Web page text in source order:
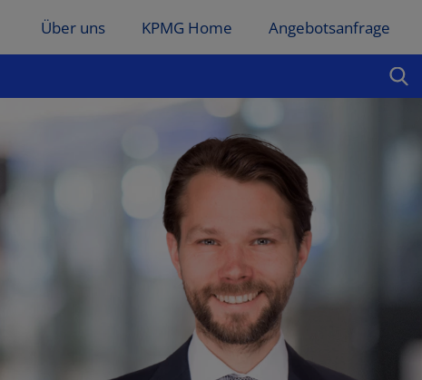
Über uns KPMG Home Angebotsanfrage